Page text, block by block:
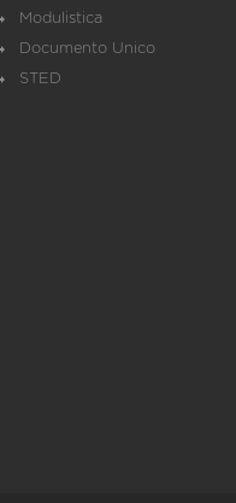
Modulistica
Documento Unico
STED